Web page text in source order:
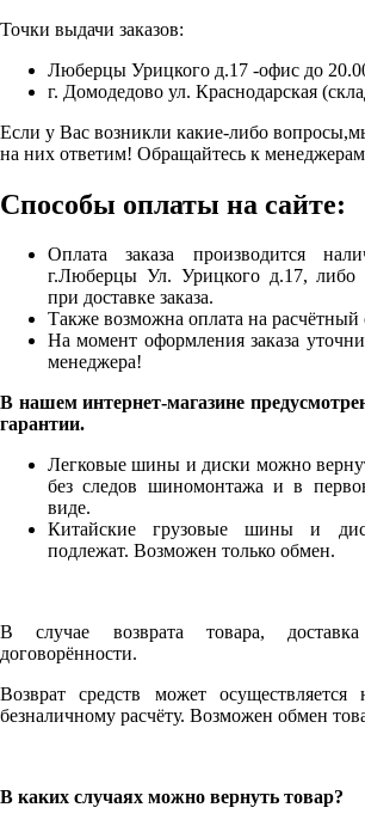
Точки выдачи заказов:
Люберцы Урицкого д.17 -офис до
г. Домодедово ул. Краснодарская
Если у Вас возникли какие-либо
на них ответим! Обращайтесь к
Способы оплаты на сайте:
Оплата заказа производится
г.Люберцы Ул. Урицкого д.17, либо
при доставке заказа.
Также возможна оплата на расчётный
На момент оформления заказа
менеджера!
В нашем интернет-магазине
гарантии.
Легковые шины и диски можно
без следов шиномонтажа и в
виде.
Китайские грузовые шины и
подлежат. Возможен только обмен.
В случае возврата товара,
договорённости.
Возврат средств может
безналичному расчёту. Возможен обмен
В каких случаях можно вернуть товар?